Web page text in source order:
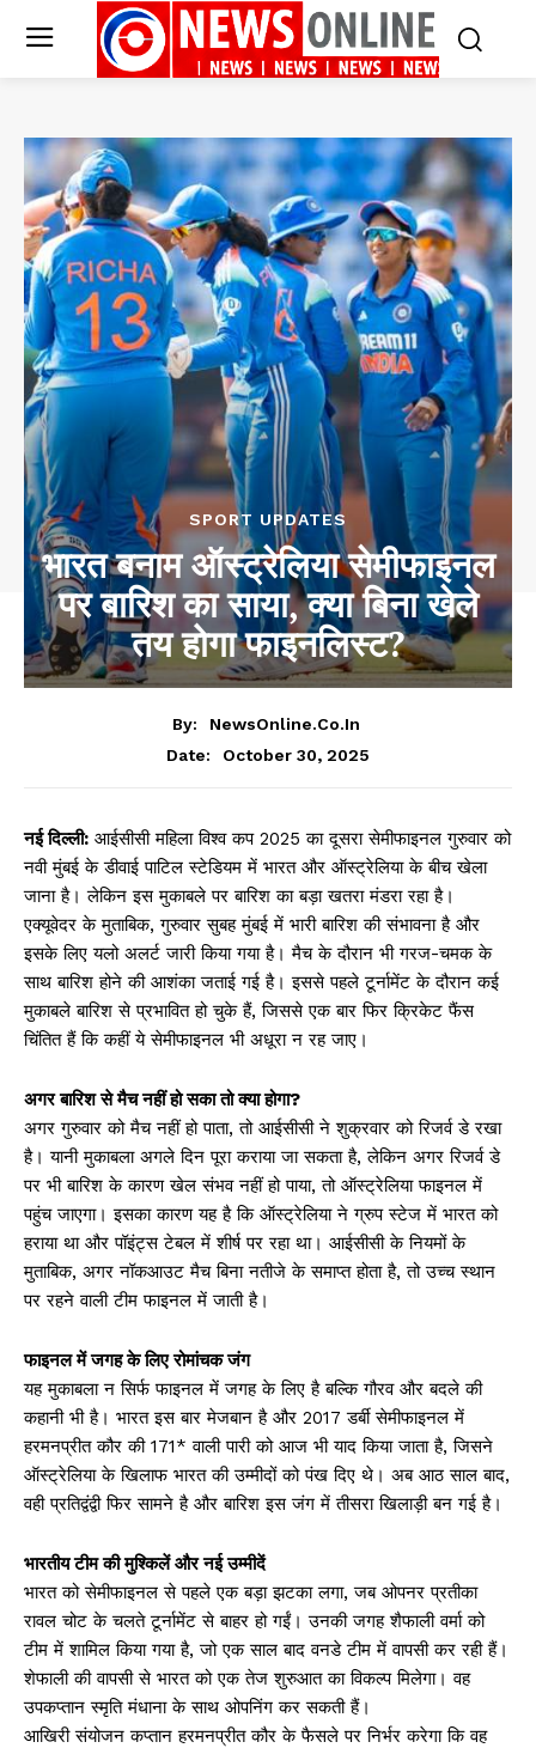
SPORT UPDATES
भारत बनाम ऑस्ट्रेलिया सेमीफाइनल
पर बारिश का साया, क्या बिना खेले
तय होगा फाइनलिस्ट?
By:
NewsOnline.co.in
Date:
October 30, 2025
नई दिल्ली: आईसीसी महिला विश्व कप 2025 का दूसरा सेमीफाइनल गुरुवार को
नवी मुंबई के डीवाई पाटिल स्टेडियम में भारत और ऑस्ट्रेलिया के बीच खेला
जाना है। लेकिन इस मुकाबले पर बारिश का बड़ा खतरा मंडरा रहा है।
एक्यूवेदर के मुताबिक, गुरुवार सुबह मुंबई में भारी बारिश की संभावना है और
इसके लिए यलो अलर्ट जारी किया गया है। मैच के दौरान भी गरज-चमक के
साथ बारिश होने की आशंका जताई गई है। इससे पहले टूर्नामेंट के दौरान कई
मुकाबले बारिश से प्रभावित हो चुके हैं, जिससे एक बार फिर क्रिकेट फैंस
चिंतित हैं कि कहीं ये सेमीफाइनल भी अधूरा न रह जाए।
अगर बारिश से मैच नहीं हो सका तो क्या होगा?
अगर गुरुवार को मैच नहीं हो पाता, तो आईसीसी ने शुक्रवार को रिजर्व डे रखा
है। यानी मुकाबला अगले दिन पूरा कराया जा सकता है, लेकिन अगर रिजर्व डे
पर भी बारिश के कारण खेल संभव नहीं हो पाया, तो ऑस्ट्रेलिया फाइनल में
पहुंच जाएगा। इसका कारण यह है कि ऑस्ट्रेलिया ने ग्रुप स्टेज में भारत को
हराया था और पॉइंट्स टेबल में शीर्ष पर रहा था। आईसीसी के नियमों के
मुताबिक, अगर नॉकआउट मैच बिना नतीजे के समाप्त होता है, तो उच्च स्थान
पर रहने वाली टीम फाइनल में जाती है।
फाइनल में जगह के लिए रोमांचक जंग
यह मुकाबला न सिर्फ फाइनल में जगह के लिए है बल्कि गौरव और बदले की
कहानी भी है। भारत इस बार मेजबान है और 2017 डर्बी सेमीफाइनल में
हरमनप्रीत कौर की 171* वाली पारी को आज भी याद किया जाता है, जिसने
ऑस्ट्रेलिया के खिलाफ भारत की उम्मीदों को पंख दिए थे। अब आठ साल बाद,
वही प्रतिद्वंद्वी फिर सामने है और बारिश इस जंग में तीसरा खिलाड़ी बन गई है।
भारतीय टीम की मुश्किलें और नई उम्मीदें
भारत को सेमीफाइनल से पहले एक बड़ा झटका लगा, जब ओपनर प्रतीका
रावल चोट के चलते टूर्नामेंट से बाहर हो गईं। उनकी जगह शैफाली वर्मा को
टीम में शामिल किया गया है, जो एक साल बाद वनडे टीम में वापसी कर रही हैं।
शेफाली की वापसी से भारत को एक तेज शुरुआत का विकल्प मिलेगा। वह
उपकप्तान स्मृति मंधाना के साथ ओपनिंग कर सकती हैं।
आखिरी संयोजन कप्तान हरमनप्रीत कौर के फैसले पर निर्भर करेगा कि वह